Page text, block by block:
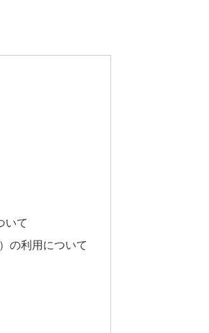
いて
の利用について